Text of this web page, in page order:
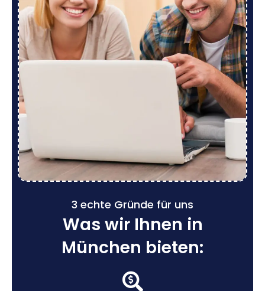
3 echte Gründe für uns
Was wir Ihnen in
München bieten: